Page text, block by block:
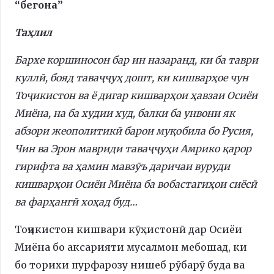
“бегона”
Таҳлил
Бархе коршиносон бар ин назаранд, ки ба таври
куллӣ, бояд таваҷҷуҳ дошт, ки кишварҳое чун
Тоҷикистон ва ё дигар кишварҳои ҳавзаи Осиёи
Миёна, на ба худии худ, балки ба унвони як
абзори жеополитикӣ барои муқобила бо Русия,
Чин ва Эрон мавриди таваҷҷуҳи Амрико қарор
гирифта ва ҳамин мавзӯъ даричаи вуруди
кишварҳои Осиёи Миёна ба вобастагиҳои сиёсӣ
ва фарҳангӣ хоҳад буд…
Тоҷикистон кишвари кӯҳистонӣ дар Осиёи
Миёна бо аксарияти мусалмон мебошад, ки
бо торихи пурфарозу нишеб рӯбарӯ буда ва